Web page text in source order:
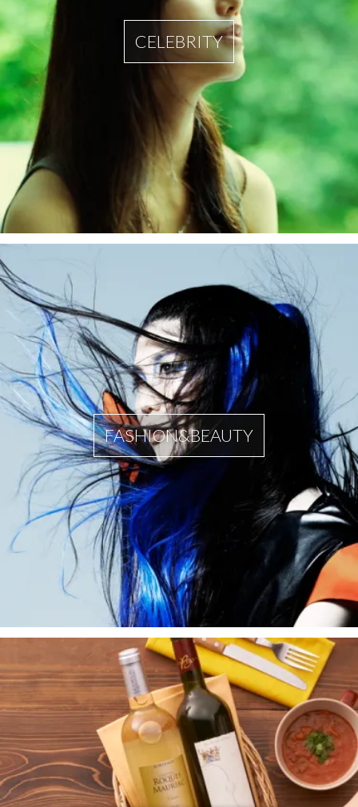
CELEBRITY
FASHION&BEAUTY